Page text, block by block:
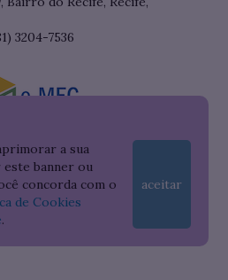
a sua
este banner ou
concorda com o
de Cookies
.
aceitar
3204-7536
Instituição no Sistema do e-MEC